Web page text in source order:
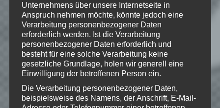
Wie gefällt dir dieser Beitrag?
Klicke hier und lasse
eine Bewertung da!
Schreibe einen Kommentar
Deine E-Mail-Adresse wird nicht
veröffentlicht. Erforderliche Felder
Unternehmens über unsere Internetseite in
Anspruch nehmen möchte, könnte jedoch eine
Verarbeitung personenbezogener Daten
erforderlich werden. Ist die Verarbeitung
personenbezogener Daten erforderlich und
besteht für eine solche Verarbeitung keine
gesetzliche Grundlage, holen wir generell eine
Einwilligung der betroffenen Person ein.
Die Verarbeitung personenbezogener Daten,
beispielsweise des Namens, der Anschrift, E-Mail-